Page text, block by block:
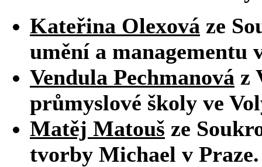
Kateřina Olexová ze
umění a
Vendula Pechmanová z
průmyslové školy ve
Matěj Matouš ze
tvorby Michael v Praze.